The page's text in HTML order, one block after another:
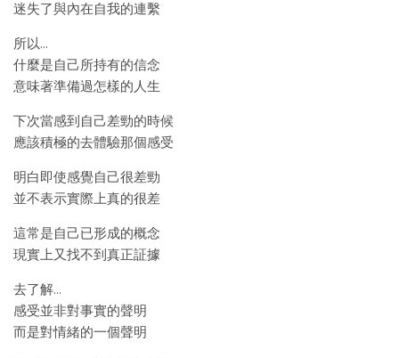
迷失了與內在自我的連繫
所以…
什麼是自己所持有的信念
意味著準備過怎樣的人生
下次當感到自己差勁的時候
應該積極的去體驗那個感受
明白即使感覺自己很差勁
並不表示實際上真的很差
這常是自己已形成的概念
現實上又找不到真正証據
去了解…
感受並非對事實的聲明
而是對情緒的一個聲明